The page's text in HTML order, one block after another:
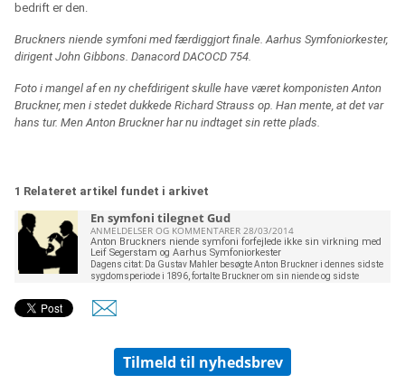
bedrift er den.
Bruckners niende symfoni med færdiggjort finale. Aarhus Symfoniorkester,
dirigent John Gibbons. Danacord DACOCD 754.
Foto i mangel af en ny chefdirigent skulle have været komponisten Anton
Bruckner, men i stedet dukkede Richard Strauss op. Han mente, at det var
hans tur. Men Anton Bruckner har nu indtaget sin rette plads.
1 Relateret artikel fundet i arkivet
En symfoni tilegnet Gud
ANMELDELSER OG KOMMENTARER 28/03/2014
Anton Bruckners niende symfoni forfejlede ikke sin virkning med
Leif Segerstam og Aarhus Symfoniorkester
Dagens citat: Da Gustav Mahler besøgte Anton Bruckner i dennes sidste
sygdomsperiode i 1896, fortalte Bruckner om sin niende og sidste
figur, når jeg snart står overfor vor gode Herre, og han siger: ”Godt, min
dreng, hvorfor gav jeg dig så meget talent for ikke at besynge min ære og
sine symfonier. Den anden symfoni ærede Franz Liszt, den tredje den
beundrede Richard Wagne
Tilmeld til nyhedsbrev